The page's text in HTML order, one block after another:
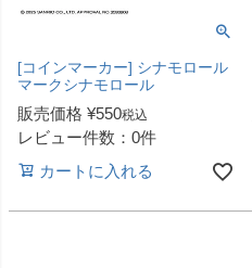
[コインマーカー] シナモロール
マークシナモロール
販売価格 ¥550税込
レビュー件数：0件
カートに入れる